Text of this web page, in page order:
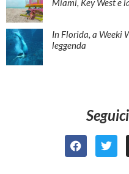
In Florida, a Weeki
leggenda